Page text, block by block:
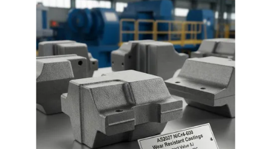
CONTACTEER
NIEUWS
VERZOEK